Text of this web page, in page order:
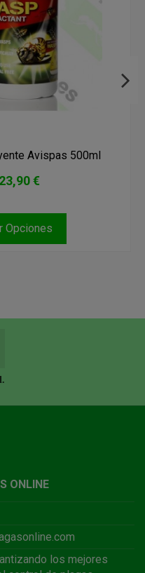
Avispas 500ml
23,90 €
Opciones
ONLINE
los mejores